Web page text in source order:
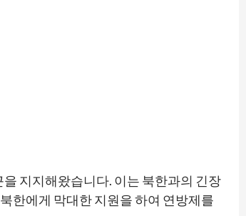
지지해왔습니다. 이는 북한과의 긴장
한에게 막대한 지원을 하여 연방제를